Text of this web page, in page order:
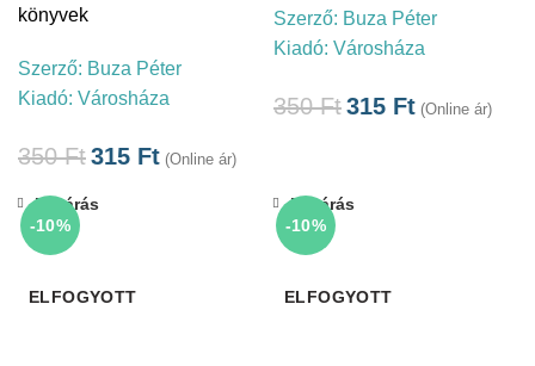
könyvek
Szerző: Buza Péter
Kiadó: Városháza
350Ft315 Ft (Online ár)
Szerző: Buza Péter
Kiadó: Városháza
350Ft315 Ft (Online ár)
-10%
ELFOGYOTT
Bezárás
-10%
ELFOGYOTT
Bezárás